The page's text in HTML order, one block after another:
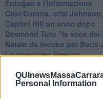
Personal Information
Erdoğan e l'informazione
Crisi Corona, crisi
Capitol Hill un anno dopo
Desmond Tutu "la voce dei
Natale da incubo per Boris
La questione Ucraina
Una vigilia di Natale per
La questione israelo-